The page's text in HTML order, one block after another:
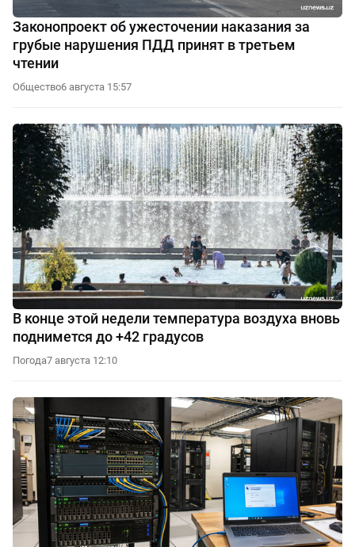
Законопроект об ужесточении наказания за
грубые нарушения ПДД принят в третьем
чтении
Общество6 августа 15:57
В конце этой недели температура воздуха вновь
поднимется до +42 градусов
Погода7 августа 12:10